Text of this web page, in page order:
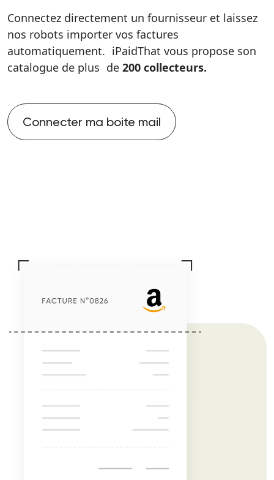
Connectez directement un fournisseur et laissez
nos robots importer vos factures
automatiquement. iPaidThat vous propose son
catalogue de plus de 200 collecteurs.
Connecter ma boite mail